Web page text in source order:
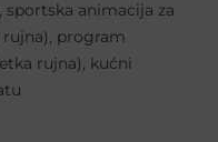
animacija za
program
rujna), kućni